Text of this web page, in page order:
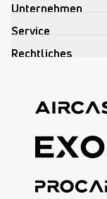
Unternehmen
Service
Rechtliches